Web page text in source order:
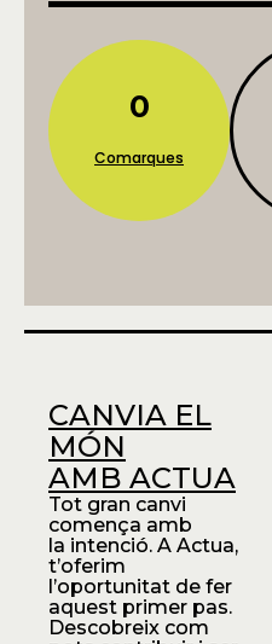
Comarques
0
CANVIA EL
MÓN
AMB ACTUA
Tot gran canvi
comença amb
la intenció. A Actua,
t’oferim
l’oportunitat de fer
aquest primer pas.
Descobreix com